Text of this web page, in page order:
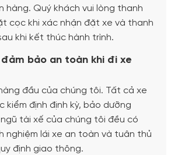
hàng. Quý khách vui lòng thanh
cọc khi xác nhận đặt xe và thanh
khi kết thúc hành trình.
bảo an toàn khi đi xe
đầu của chúng tôi. Tất cả xe
kiểm định định kỳ, bảo dưỡng
tài xế của chúng tôi đều có
nghiệm lái xe an toàn và tuân thủ
định giao thông.